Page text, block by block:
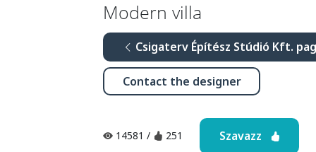
Modern villa
Csigaterv Építész Stúdió Kft.
Contact the designer
14581 / 251 Szavazz